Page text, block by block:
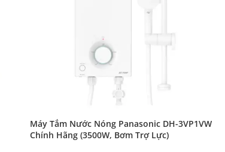
Máy Tắm Nước Nóng Panasonic DH-3VP1VW
Chính Hãng (3500W, Bơm Trợ Lực)